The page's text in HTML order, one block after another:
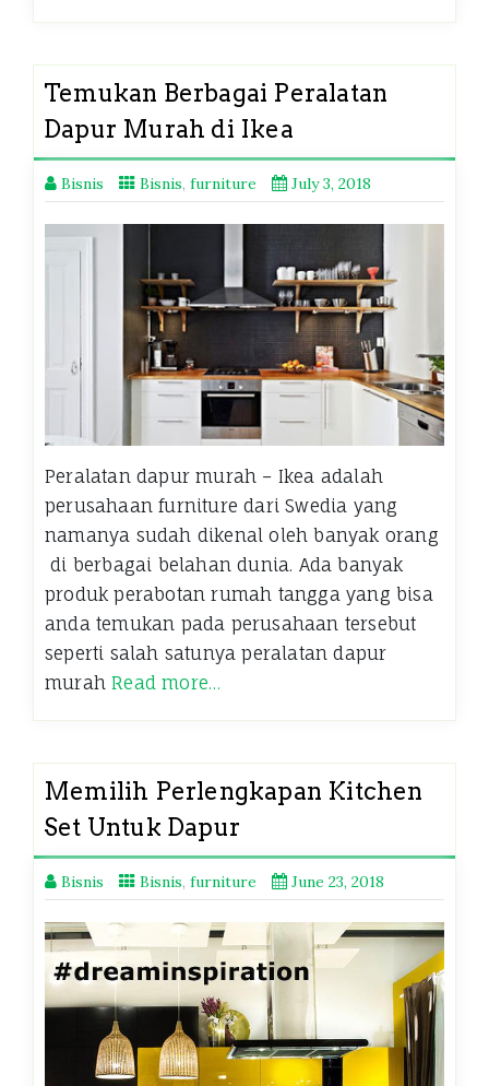
Temukan Berbagai Peralatan
Dapur Murah di Ikea
Bisnis Bisnis, furniture July 3, 2018
Peralatan dapur murah – Ikea adalah
perusahaan furniture dari Swedia yang
namanya sudah dikenal oleh banyak orang
di berbagai belahan dunia. Ada banyak
produk perabotan rumah tangga yang bisa
anda temukan pada perusahaan tersebut
seperti salah satunya peralatan dapur
murahRead more…
Memilih Perlengkapan Kitchen
Set Untuk Dapur
Bisnis Bisnis, furniture June 23, 2018